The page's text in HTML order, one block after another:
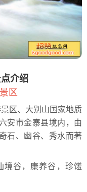
介绍
区
区、大别山国家地质
安市金寨县境内，由
石、幽谷、秀水而著
谷，康养谷，珍馐